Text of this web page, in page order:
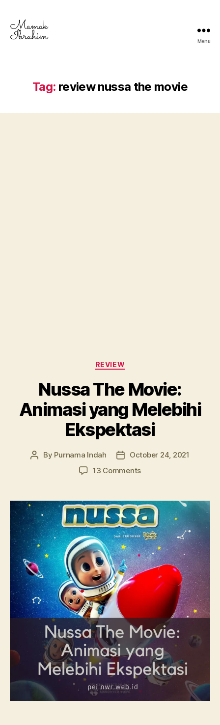
Lifestyle
Blogger
Menu
Tag: review nussa the movie
Categories
REVIEW
Nussa The Movie:
Animasi yang Melebihi
Ekspektasi
Post
By Purnama Indah
PostOctober 24, 2021
13 Commentson
Movie:
Animasi
yang
Melebihi
Ekspektasi